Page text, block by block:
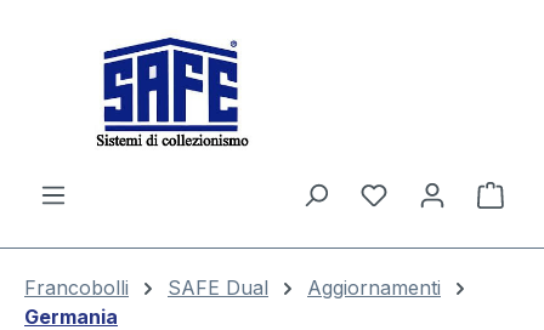
Il
Francobolli SAFE Dual
Aggiornamenti
Germania